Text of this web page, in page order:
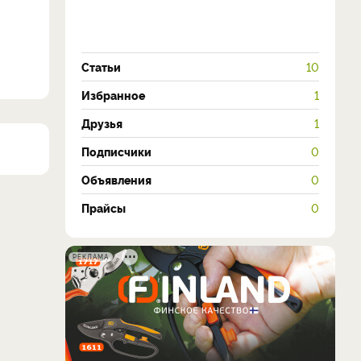
Статьи 10
Избранное 1
Друзья 1
Подписчики 0
Объявления 0
Прайсы 0
РЕКЛАМА